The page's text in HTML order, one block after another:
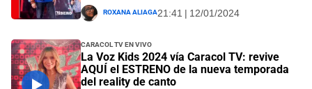
Roxana Aliaga21:41 | 12/01/2024
Caracol TV EN VIVO
La Voz Kids 2024 vía Caracol TV: revive
AQUÍ el ESTRENO de la nueva temporada
del reality de canto